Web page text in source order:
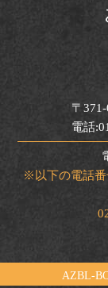
〒
電話
※以下の電話番
AZBL-